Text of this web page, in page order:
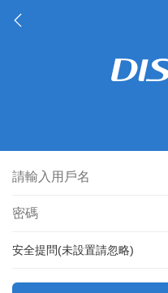
安全提問(未設置請忽略)